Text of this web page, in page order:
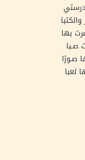
بها
صـبا
صـورًا
لعبا